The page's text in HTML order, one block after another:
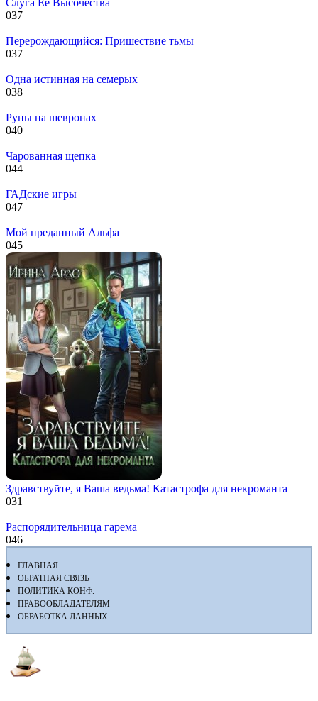
Слуга Её Высочества
037
Перерождающийся: Пришествие тьмы
037
Одна истинная на семерых
038
Руны на шевронах
040
Чарованная щепка
044
ГАДские игры
047
Мой преданный Альфа
045
Здравствуйте, я Ваша ведьма! Катастрофа для некроманта
031
Распорядительница гарема
046
ГЛАВНАЯ
ОБРАТНАЯ СВЯЗЬ
ПОЛИТИКА КОНФ.
ПРАВООБЛАДАТЕЛЯМ
ОБРАБОТКА ДАННЫХ